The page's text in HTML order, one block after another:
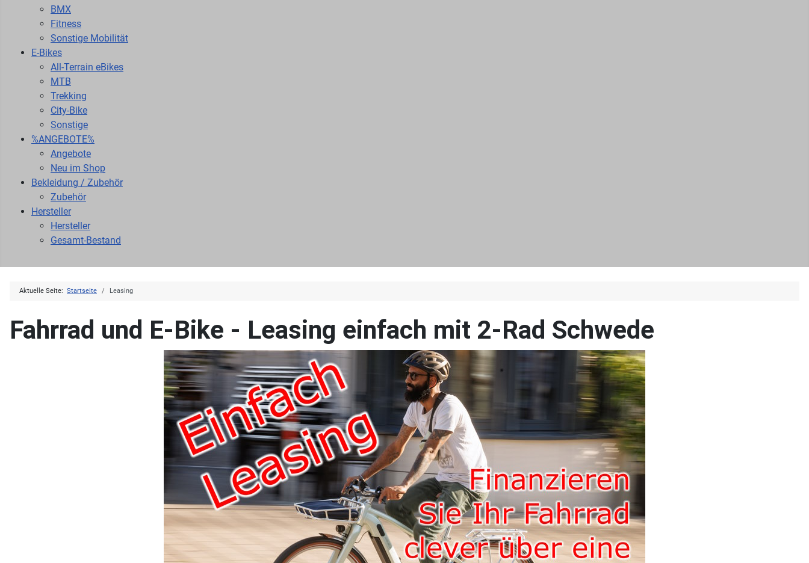
BMX
Fitness
Sonstige Mobilität
E-Bikes
All-Terrain eBikes
MTB
Trekking
City-Bike
Sonstige
%ANGEBOTE%
Angebote
Neu im Shop
Bekleidung / Zubehör
Zubehör
Hersteller
Hersteller
Gesamt-Bestand
Aktuelle Seite: Startseite Leasing
Fahrrad und E-Bike - Leasing einfach mit 2-Rad Schwede